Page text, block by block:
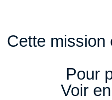
Cette mission
Pour
Voir